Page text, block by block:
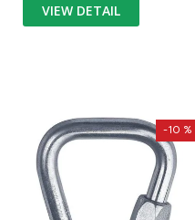
VIEW DETAIL
-10 %